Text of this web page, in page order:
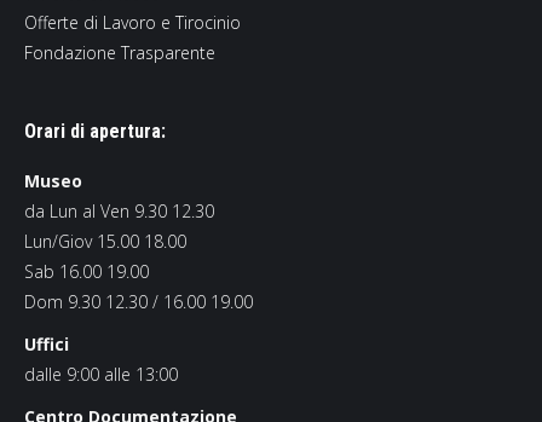
Offerte di Lavoro e Tirocinio
Fondazione Trasparente
Orari di apertura:
Museo
da Lun al Ven 9.30 12.30
Lun/Giov 15.00 18.00
Sab 16.00 19.00
Dom 9.30 12.30 / 16.00 19.00
Uffici
dalle 9:00 alle 13:00
Centro Documentazione